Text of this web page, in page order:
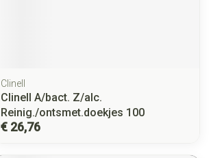
Clinell
Clinell A/bact. Z/alc.
Reinig./ontsmet.doekjes 100
€ 26,76